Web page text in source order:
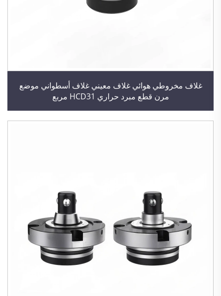
غلاف مخروطي هوائي غلاف معيني غلاف أسطواني موضع
مرن قطع مبرد حراري HCD31 مربع